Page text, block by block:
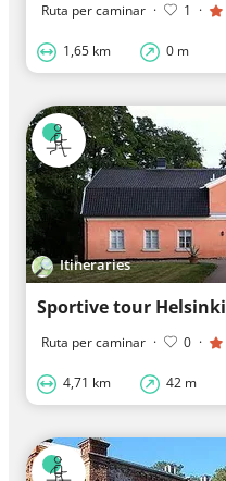
Ruta per caminar · 1 ·
1,65 km 0 m
Itineraries
Sportive tour Helsinki
Ruta per caminar · 0 ·
4,71 km 42 m